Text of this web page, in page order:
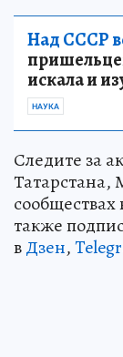
Над СССР
искала и
НАУКА
Следите за
сообществах
также
вДзен,